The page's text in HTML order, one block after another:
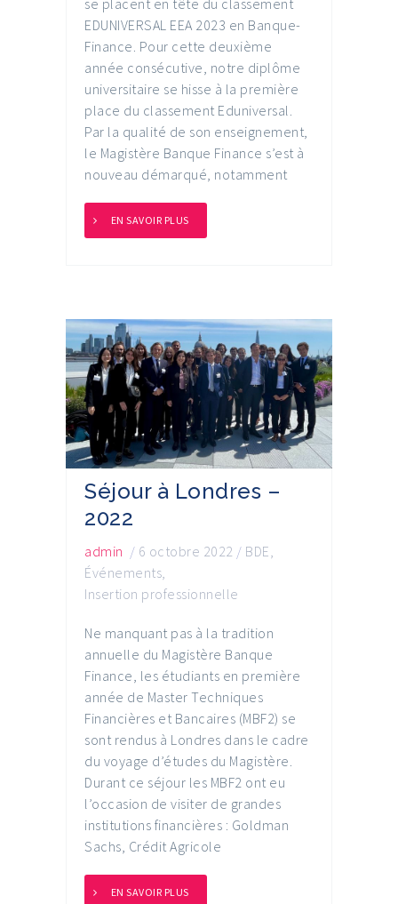
EDUNIVERSAL EEA 2023 en Banque-
Finance. Pour cette deuxième
année consécutive, notre diplôme
universitaire se hisse à la première
place du classement Eduniversal.
Par la qualité de son enseignement,
le Magistère Banque Finance s’est à
nouveau démarqué, notamment
EN SAVOIR PLUS
Séjour à Londres –
2022
admin / 6 octobre 2022 / BDE,
Événements,
Insertion professionnelle
Ne manquant pas à la tradition
annuelle du Magistère Banque
Finance, les étudiants en première
année de Master Techniques
Financières et Bancaires (MBF2) se
sont rendus à Londres dans le cadre
du voyage d’études du Magistère.
Durant ce séjour les MBF2 ont eu
l’occasion de visiter de grandes
institutions financières : Goldman
Sachs, Crédit Agricole
EN SAVOIR PLUS